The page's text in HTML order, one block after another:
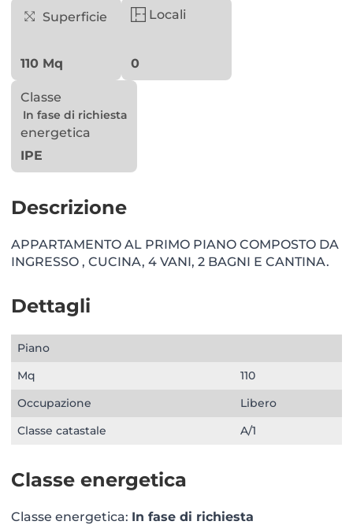
Superficie
110 Mq
Locali
0
Classe
In fase di richiesta
energetica
IPE
Descrizione
APPARTAMENTO AL PRIMO PIANO COMPOSTO DA
INGRESSO , CUCINA, 4 VANI, 2 BAGNI E CANTINA.
Dettagli
Piano
Mq
110
Occupazione
Libero
Classe catastale
A/1
Classe energetica
Classe energetica: In fase di richiesta